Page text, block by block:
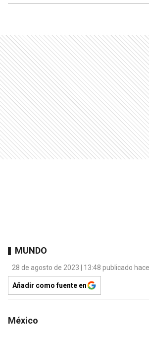
MUNDO
28 de agosto de 2023 | 13:48 publicado
Añadir como fuente en
México